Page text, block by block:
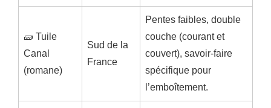
🧱 Tuile
Canal
(romane)
Sud de la
France
Pentes faibles, double
couche (courant et
couvert), savoir-faire
spécifique pour
l’emboîtement.